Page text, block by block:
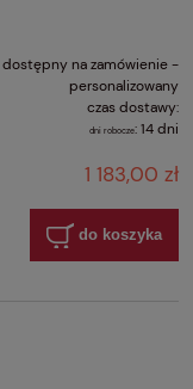
dostępny na zamówienie -
personalizowany
czas dostawy:
dni robocze:14 dni
1 183,00 zł
do koszyka